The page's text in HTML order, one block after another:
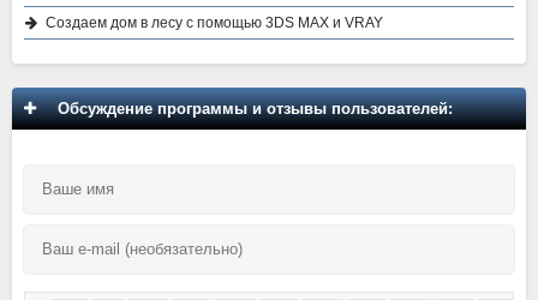
Создаем дом в лесу с помощью 3DS MAX и VRAY
Обсуждение программы и отзывы пользователей: